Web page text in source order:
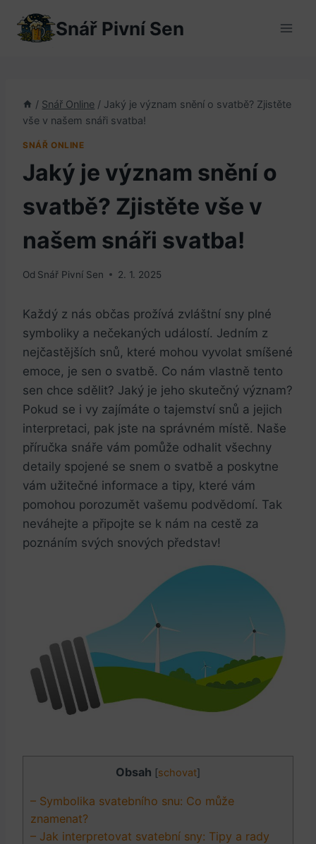
obsah
Snář Pivní Sen
/ Snář Online / Jaký je význam snění o svatbě? Zjistěte
vše v našem snáři svatba!
SNÁŘ ONLINE
Jaký je význam snění o
svatbě? Zjistěte vše v
našem snáři svatba!
Od Snář Pivní Sen 2. 1. 2025
Každý z nás občas ⁢prožívá zvláštní sny plné
symboliky a‍ nečekaných událostí. Jedním z ​
nejčastějších snů, které‌ mohou vyvolat smíšené
emoce, je‍ sen o svatbě. Co nám⁣ vlastně tento
⁣sen chce sdělit?‍ Jaký je jeho skutečný význam?
Pokud se i vy zajímáte o tajemství snů a ​jejich
interpretaci, pak jste na správném místě.⁤ Naše
příručka snáře vám pomůže odhalit všechny
detaily spojené se snem o svatbě a poskytne
vám užitečné informace a tipy, které ⁢vám
pomohou porozumět vašemu podvědomí. Tak
neváhejte a připojte se k nám na⁢ cestě⁤ za
poznáním svých snových představ!
Obsah [schovat]
– Symbolika svatebního snu: Co může
‌znamenat?
– Jak interpretovat svatební sny: Tipy a rady